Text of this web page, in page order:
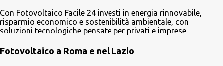
Con Fotovoltaico Facile 24 investi in energia rinnovabile,
risparmio economico e sostenibilità ambientale, con
soluzioni tecnologiche pensate per privati e imprese.
Fotovoltaico a Roma e nel Lazio